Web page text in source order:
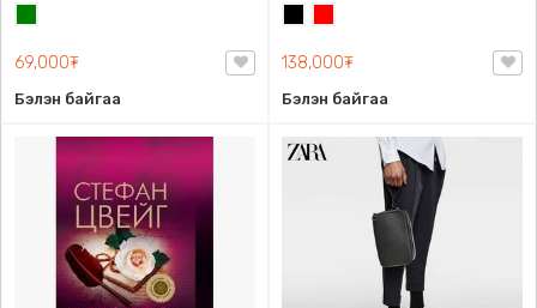
69,000₮
Бэлэн байгаа
Гинжин оосортой
138,000₮
Бэлэн байгаа